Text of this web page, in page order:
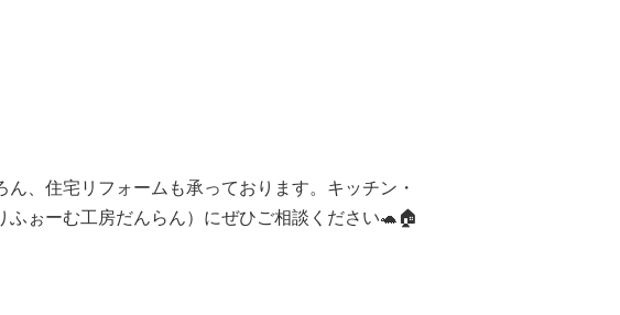
、住宅リフォームも承っております。キッチン・
ぉーむ工房だんらん）にぜひご相談ください🐢🏠